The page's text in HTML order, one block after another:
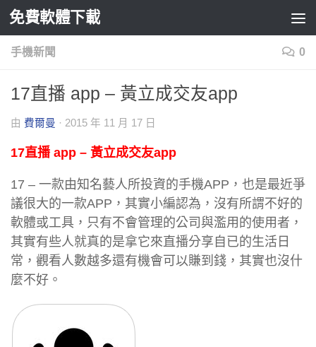
Skip to content
免費軟體下載
手機新聞 0
17直播 app – 黃立成交友app
由 費爾曼 · 2015 年 11 月 17 日
17直播 app – 黃立成交友app
17 – 一款由知名藝人所投資的手機APP，也是最近爭
議很大的一款APP，其實小編認為，沒有所謂不好的
軟體或工具，只有不會管理的公司與濫用的使用者，
其實有些人就真的是拿它來直播分享自已的生活日
常，觀看人數越多還有機會可以賺到錢，其實也沒什
麼不好。